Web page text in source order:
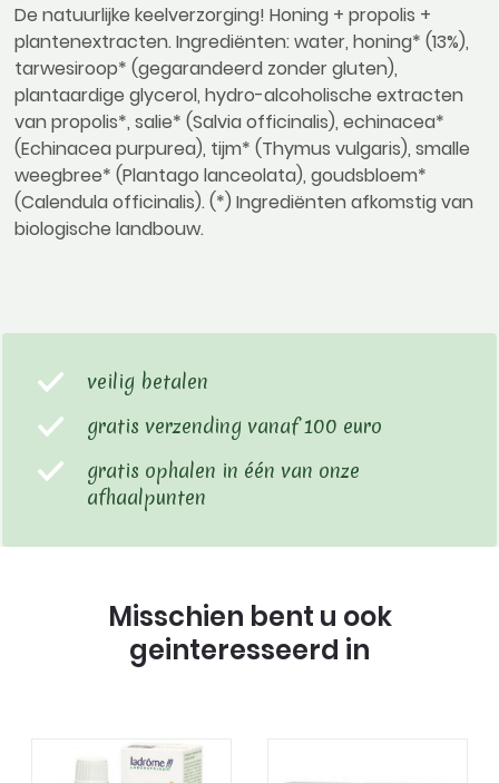
De natuurlijke keelverzorging! Honing + propolis +
plantenextracten. Ingrediënten: water, honing* (13%),
tarwesiroop* (gegarandeerd zonder gluten),
plantaardige glycerol, hydro-alcoholische extracten
van propolis*, salie* (Salvia officinalis), echinacea*
(Echinacea purpurea), tijm* (Thymus vulgaris), smalle
weegbree* (Plantago lanceolata), goudsbloem*
(Calendula officinalis). (*) Ingrediënten afkomstig van
biologische landbouw.
veilig betalen
gratis verzending vanaf 100 euro
gratis ophalen in één van onze
afhaalpunten
Misschien bent u ook
geinteresseerd in